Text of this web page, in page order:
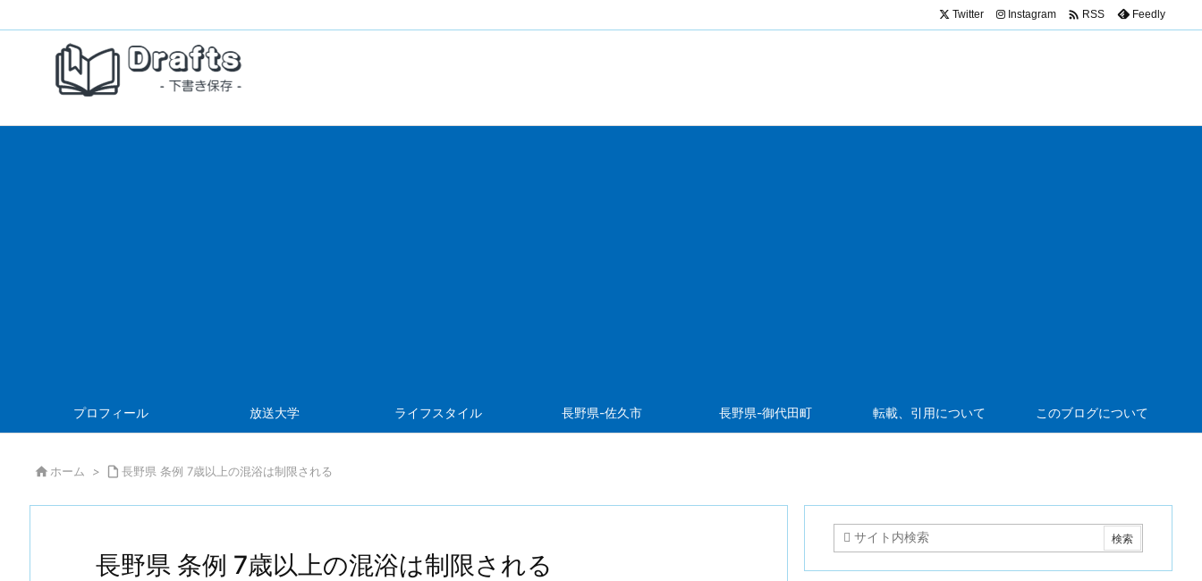
プロフィール 放送大学 ライフスタイル 長野県-佐久市 長野県-御代田町 転載、引用について このブログについて
Twitter Instagram  RSS Feedly
 ホーム >  長野県 条例 7歳以上の混浴は制限される
長野県 条例 7歳以上の混浴は制限される